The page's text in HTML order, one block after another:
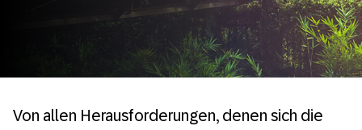
Von allen Herausforderungen, denen sich die